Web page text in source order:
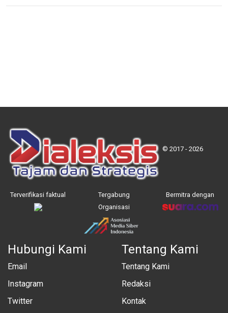
© 2017 - 2026
Terverifikasi faktual
Tergabung
Organisasi
Bermitra dengan
Hubungi Kami
Email
Instagram
Twitter
Tentang Kami
Tentang Kami
Redaksi
Kontak